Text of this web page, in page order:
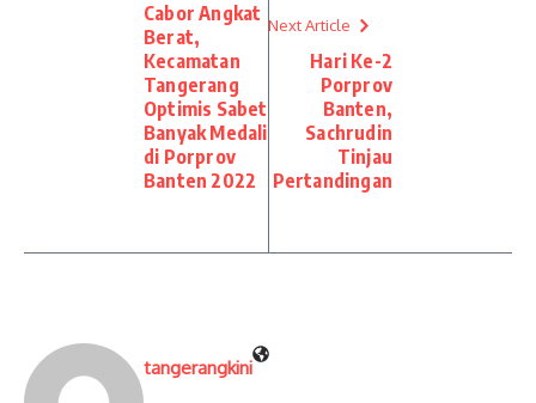
Cabor Angkat
Berat,
Kecamatan
Tangerang
Optimis Sabet
Banyak Medali
di Porprov
Banten 2022
Next Article
Hari Ke-2
Porprov
Banten,
Sachrudin
Tinjau
Pertandingan
tangerangkini